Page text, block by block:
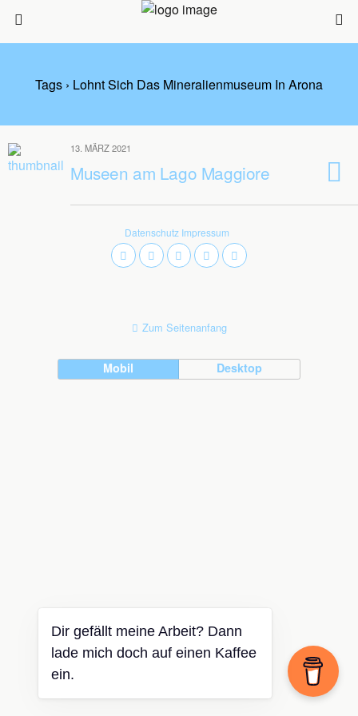
Tags › Lohnt Sich Das Mineralienmuseum In Arona
13. MÄRZ 2021
Museen am Lago Maggiore
Datenschutz Impressum
Zum Seitenanfang
Mobil Desktop
Dir gefällt meine Arbeit? Dann
lade mich doch auf einen Kaffee
ein.